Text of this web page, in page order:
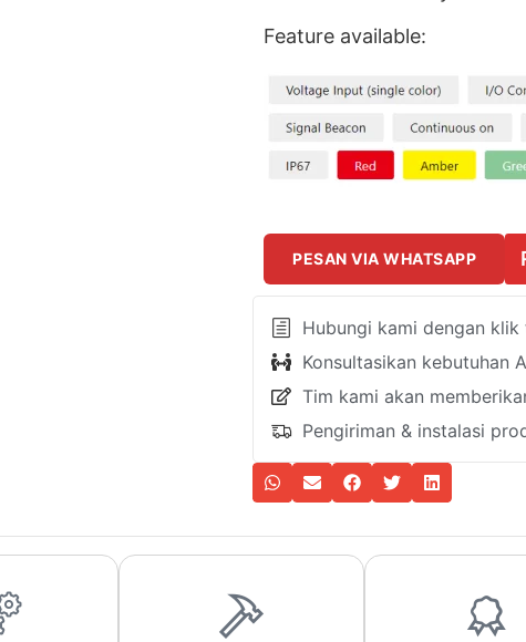
Feature available:
PESAN VIA WHATSAPP
Hubungi kami dengan
Konsultasikan kebutuhan
Tim kami akan
Pengiriman & instalasi